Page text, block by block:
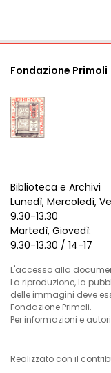
Fondazione Primoli
Biblioteca e Archivi
Lunedì, Mercoledì,
9.30-13.30
Martedì, Giovedì:
9.30-13.30 / 14-17
L'accesso alla
La riproduzione, la
delle immagini deve
Fondazione Primoli.
Per informazioni e
Realizzato con il